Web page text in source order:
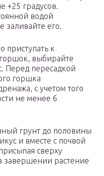
+25 градусов.
водой
заливайте его.
приступать к
выбирайте
Перед пересадкой
горшка
с учетом того
не менее 6
грунт до половины
и вместе с почвой
сверху
завершении растение